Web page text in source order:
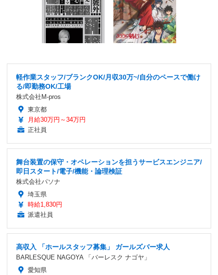
軽作業スタッフ/ブランクOK/月収30万~/自分のペースで働け
る/即勤務OK/工場
株式会社M-pros
東京都
月給30万円～34万円
正社員
舞台装置の保守・オペレーションを担うサービスエンジニア/
即日スタート/電子/機能・論理検証
株式会社パソナ
埼玉県
時給1,830円
派遣社員
高収入 「ホールスタッフ募集」 ガールズバー求人
BARLESQUE NAGOYA 「バーレスク ナゴヤ」
愛知県